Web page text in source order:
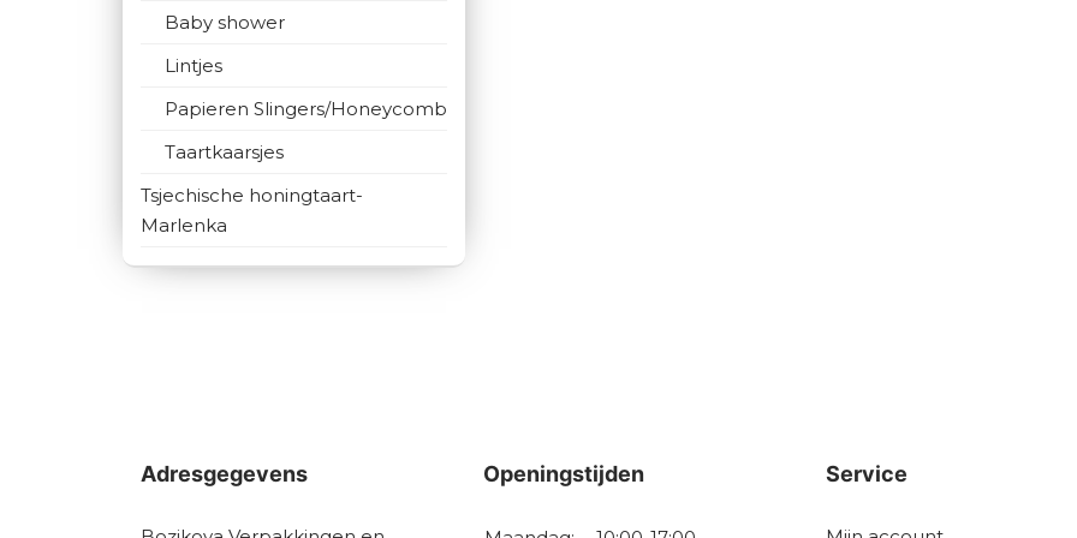
Baby shower
Lintjes
Papieren Slingers/Honeycomb
Taartkaarsjes
Tsjechische honingtaart-
Marlenka
Adresgegevens Openingstijden Service